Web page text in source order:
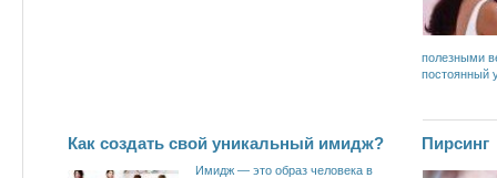
полезными
постоянный
Как создать свой уникальный имидж?
Имидж — это образ человека в
Пирсинг